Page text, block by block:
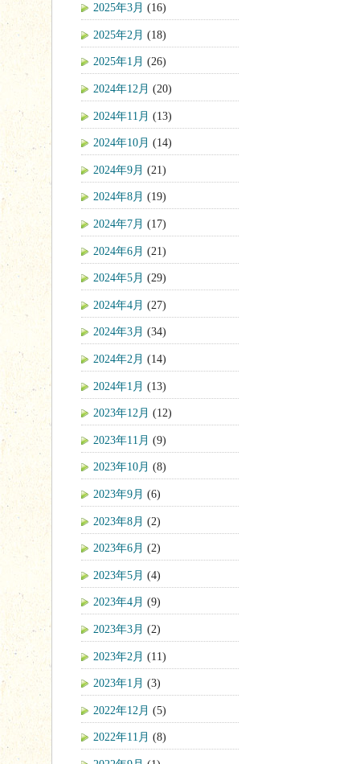
2025年3月 (16)
2025年2月 (18)
2025年1月 (26)
2024年12月 (20)
2024年11月 (13)
2024年10月 (14)
2024年9月 (21)
2024年8月 (19)
2024年7月 (17)
2024年6月 (21)
2024年5月 (29)
2024年4月 (27)
2024年3月 (34)
2024年2月 (14)
2024年1月 (13)
2023年12月 (12)
2023年11月 (9)
2023年10月 (8)
2023年9月 (6)
2023年8月 (2)
2023年6月 (2)
2023年5月 (4)
2023年4月 (9)
2023年3月 (2)
2023年2月 (11)
2023年1月 (3)
2022年12月 (5)
2022年11月 (8)